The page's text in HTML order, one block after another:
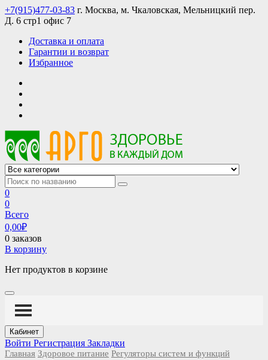
Skip
to
+7(915)477-03-83 г. Москва, м. Чкаловская, Мельницкий пер.
Д. 6 стр1 офис 7
Доставка и оплата
Гарантии и возврат
Избранное
АРГО интернет магазин, доставка в Москве и по всей России
АРГО каталог каталог продукции, официальные цены
0
0
Всего
0,00₽
0 заказов
В корзину
Нет продуктов в корзине
Кабинет
Войти Регистрация Закладки
Главная Здоровое питание Регуляторы систем и функций